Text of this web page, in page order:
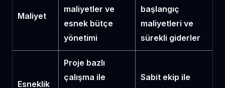
Maliyet
maliyetler ve
esnek bütçe
yönetimi
başlangıç
maliyetleri ve
sürekli giderler
Esneklik
Proje bazlı
çalışma ile
Sabit ekip ile